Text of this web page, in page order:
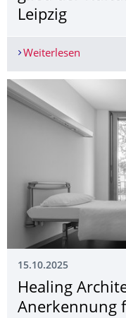
Leipzig
Weiterlesen
15.10.2025
Healing
Anerkennung